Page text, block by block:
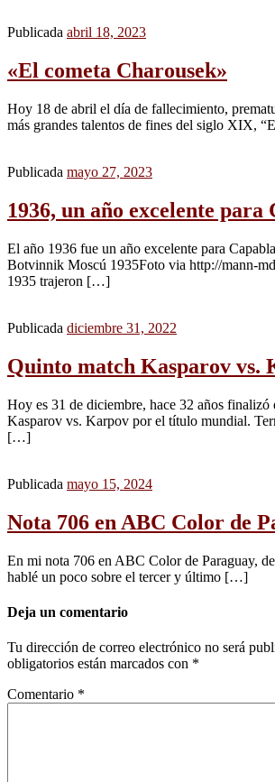
Publicada abril 18, 2023
«El cometa Charousek»
Hoy 18 de abril el día de fallecimiento,
más grandes talentos de fines del siglo XIX,
Publicada mayo 27, 2023
1936, un año excelente para
El año 1936 fue un año excelente para
Botvinnik Moscú 1935Foto via http://mann-
1935 trajeron […]
Publicada diciembre 31, 2022
Quinto match Kasparov vs.
Hoy es 31 de diciembre, hace 32 años finalizó
Kasparov vs. Karpov por el título mundial.
[…]
Publicada mayo 15, 2024
Nota 706 en ABC Color de
En mi nota 706 en ABC Color de Paraguay,
hablé un poco sobre el tercer y último […]
Deja un comentario
Tu dirección de correo electrónico no será
obligatorios están marcados con *
Comentario *